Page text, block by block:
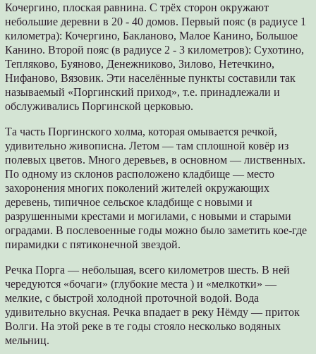
Кочергино, плоская равнина. С трёх сторон окружают
небольшие деревни в 20 - 40 домов. Первый пояс (в радиусе 1
километра): Кочергино, Бакланово, Малое Канино, Большое
Канино. Второй пояс (в радиусе 2 - 3 километров): Сухотино,
Тепляково, Буяново, Денежниково, Зилово, Нетечкино,
Нифаново, Вязовик. Эти населённые пункты составили так
называемый «Поргинский приход», т.е. принадлежали и
обслуживались Поргинской церковью.
Та часть Поргинского холма, которая омывается речкой,
удивительно живописна. Летом — там сплошной ковёр из
полевых цветов. Много деревьев, в основном — лиственных.
По одному из склонов расположено кладбище — место
захоронения многих поколений жителей окружающих
деревень, типичное сельское кладбище с новыми и
разрушенными крестами и могилами, с новыми и старыми
оградами. В послевоенные годы можно было заметить кое-где
пирамидки с пятиконечной звездой.
Речка Порга — небольшая, всего километров шесть. В ней
чередуются «бочаги» (глубокие места ) и «мелкотки» —
мелкие, с быстрой холодной проточной водой. Вода
удивительно вкусная. Речка впадает в реку Нёмду — приток
Волги. На этой реке в те годы стояло несколько водяных
мельниц.